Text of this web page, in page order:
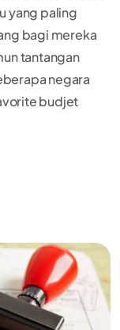
yang paling
bagi mereka
tantangan
negara
budjet